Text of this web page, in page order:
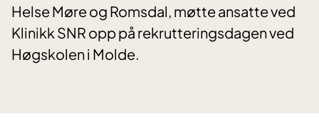
Helse Møre og Romsdal, møtte ansatte ved
Klinikk SNR opp på rekrutteringsdagen ved
Høgskolen i Molde.